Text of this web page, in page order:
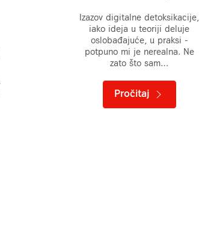
Izazov digitalne detoksikacije,
iako ideja u teoriji deluje
oslobađajuće, u praksi -
potpuno mi je nerealna. Ne
zato što sam…
Pročitaj